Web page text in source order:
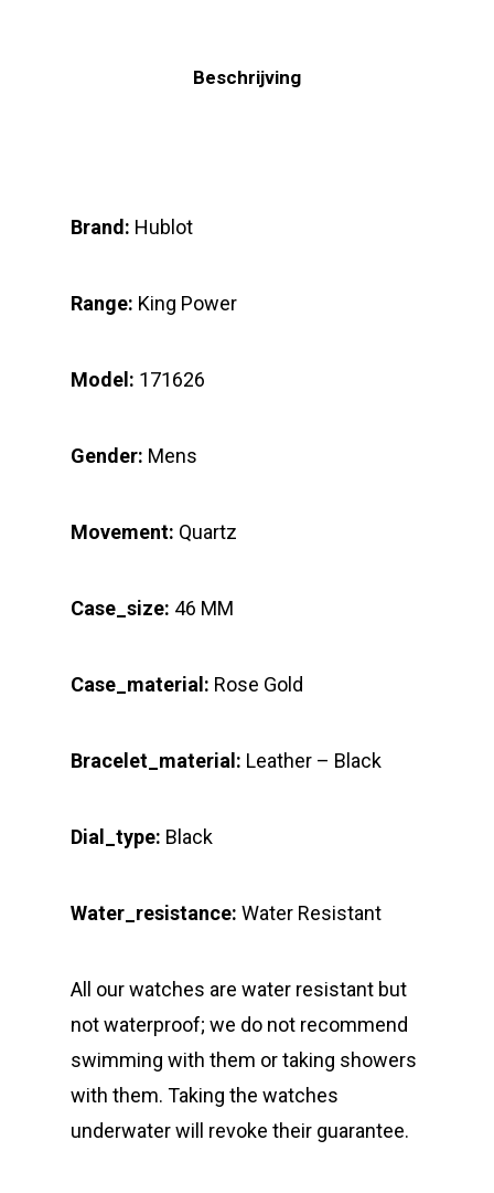
Beschrijving
Brand: Hublot
Range: King Power
Model: 171626
Gender: Mens
Movement: Quartz
Case_size: 46 MM
Case_material: Rose Gold
Bracelet_material: Leather – Black
Dial_type: Black
Water_resistance: Water Resistant
All our watches are water resistant but
not waterproof; we do not recommend
swimming with them or taking showers
with them. Taking the watches
underwater will revoke their guarantee.